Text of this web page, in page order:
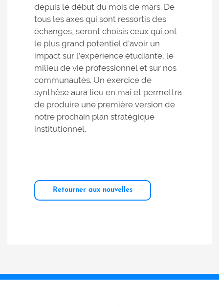
depuis le début du mois de mars. De
tous les axes qui sont ressortis des
échanges, seront choisis ceux qui ont
le plus grand potentiel d’avoir un
impact sur l’expérience étudiante, le
milieu de vie professionnel et sur nos
communautés. Un exercice de
synthèse aura lieu en mai et permettra
de produire une première version de
notre prochain plan stratégique
institutionnel.
Retourner aux nouvelles